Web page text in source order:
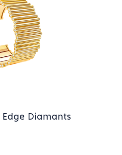
Diamants